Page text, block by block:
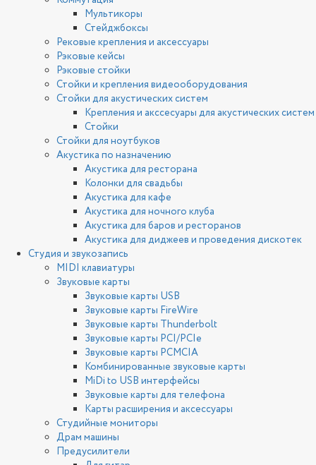
Мультикоры
Стейджбоксы
Рековые крепления и аксессуары
Рэковые кейсы
Рэковые стойки
Стойки и крепления видеооборудования
Стойки для акустических систем
Крепления и акссесуары для акустических систем
Стойки
Стойки для ноутбуков
Акустика по назначению
Акустика для ресторана
Колонки для свадьбы
Акустика для кафе
Акустика для ночного клуба
Акустика для баров и ресторанов
Акустика для диджеев и проведения дискотек
Студия и звукозапись
MIDI клавиатуры
Звуковые карты
Звуковые карты USB
Звуковые карты FireWire
Звуковые карты Thunderbolt
Звуковые карты PCI/PCIe
Звуковые карты PCMCIA
Комбинированные звуковые карты
MiDi to USB интерфейсы
Звуковые карты для телефона
Карты расширения и аксессуары
Студийные мониторы
Драм машины
Предусилители